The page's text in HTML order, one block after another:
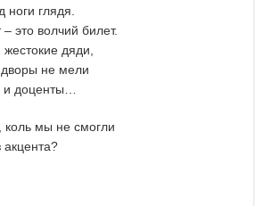
ноги глядя.
это волчий билет.
дяди,
не мели
и доценты…
коль мы не смогли